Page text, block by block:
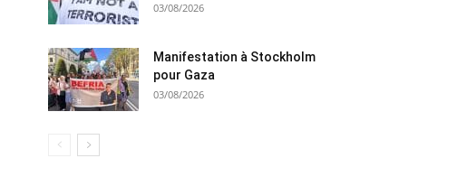
03/08/2026
Manifestation à Stockholm
pour Gaza
03/08/2026